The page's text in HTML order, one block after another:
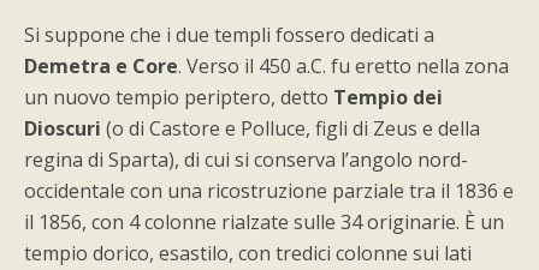
Si suppone che i due templi fossero dedicati a
Demetra e Core. Verso il 450 a.C. fu eretto nella zona
un nuovo tempio periptero, detto Tempio dei
Dioscuri (o di Castore e Polluce, figli di Zeus e della
regina di Sparta), di cui si conserva l’angolo nord-
occidentale con una ricostruzione parziale tra il 1836 e
il 1856, con 4 colonne rialzate sulle 34 originarie. È un
tempio dorico, esastilo, con tredici colonne sui lati